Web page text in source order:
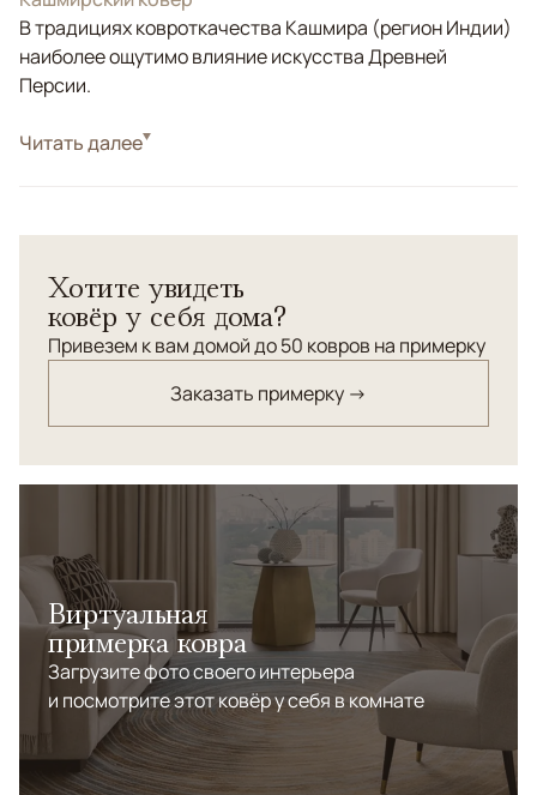
В традициях ковроткачества Кашмира (регион Индии)
наиболее ощутимо влияние искусства Древней
Персии.
СтильКлассические
Читать далее
Хотите увидеть
ковёр у себя дома?
Привезем к вам домой до 50 ковров на примерку
Заказать примерку →
Виртуальная
примерка ковра
Загрузите фото своего интерьера
и посмотрите этот ковёр у себя в комнате